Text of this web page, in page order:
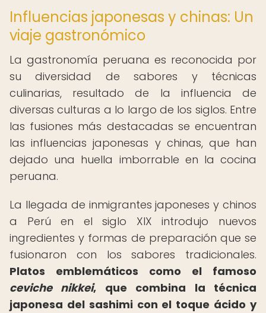
Influencias japonesas y chinas: Un
viaje gastronómico
La gastronomía peruana es reconocida por
su diversidad de sabores y técnicas
culinarias, resultado de la influencia de
diversas culturas a lo largo de los siglos. Entre
las fusiones más destacadas se encuentran
las influencias japonesas y chinas, que han
dejado una huella imborrable en la cocina
peruana.
La llegada de inmigrantes japoneses y chinos
a Perú en el siglo XIX introdujo nuevos
ingredientes y formas de preparación que se
fusionaron con los sabores tradicionales.
Platos emblemáticos como el famoso
ceviche nikkei, que combina la técnica
japonesa del sashimi con el toque ácido y